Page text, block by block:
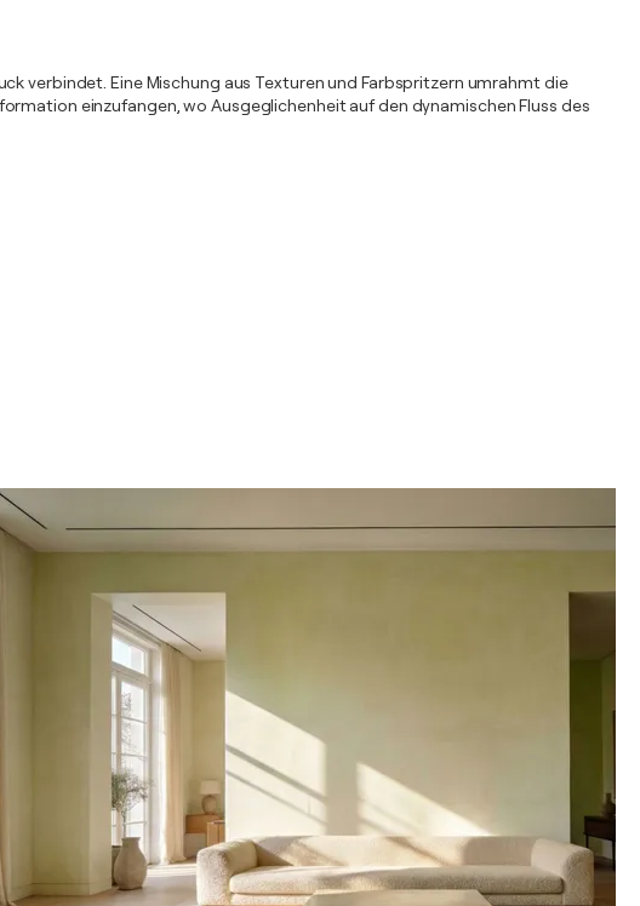
verbindet. Eine Mischung aus Texturen und Farbspritzern umrahmt die
einzufangen, wo Ausgeglichenheit auf den dynamischen Fluss des